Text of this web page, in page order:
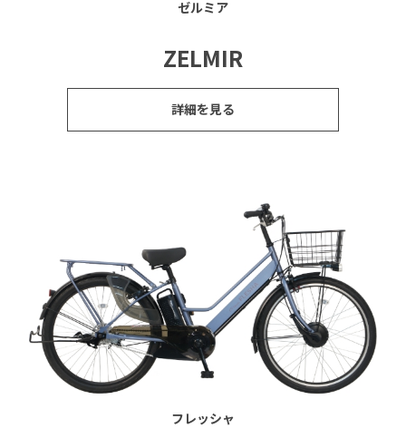
ゼルミア
ZELMIR
詳細を見る
フレッシャ